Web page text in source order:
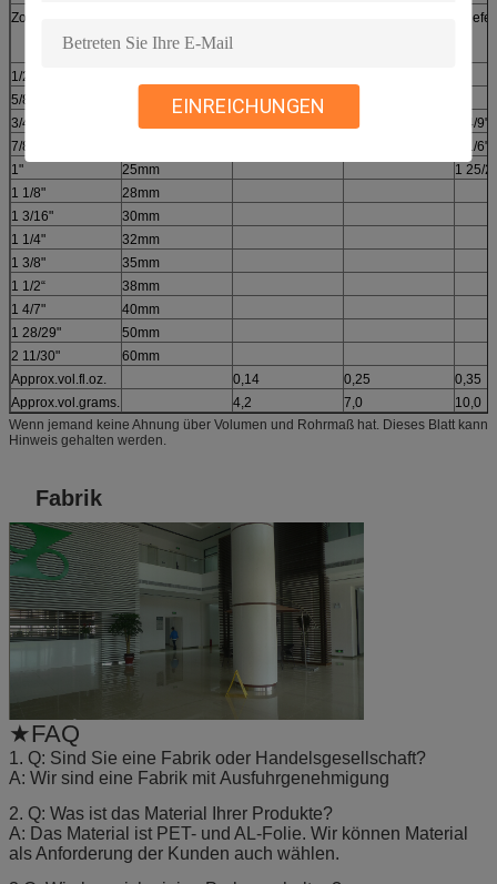
EINREICHUNGEN
Zoll Alle Sanying-Rohrlängen sind als nur
1/2“
5/8"
3/4"
19mm 2,0"
2 4/9"
7/8"
1 1/6"
1"
25mm
1 25/
1 1/8"
28mm
1 3/16"
30mm
1 1/4"
32mm
1 3/8"
35mm
1 1/2“
38mm
1 4/7"
40mm
1 28/29"
50mm
2 11/30"
60mm
Approx.vol.fl.oz.
0,14 0,25
0,35
Approx.vol.grams.
4,2 7,0
10,0
Wenn jemand keine Ahnung über Volumen und Rohrmaß hat. Dieses Blatt kann
Hinweis gehalten werden.
Fabrik
★FAQ
1. Q: Sind Sie eine Fabrik oder Handelsgesellschaft?
A: Wir sind eine Fabrik mit Ausfuhrgenehmigung
2. Q: Was ist das Material Ihrer Produkte?
A: Das Material ist PET- und AL-Folie. Wir können Material
als Anforderung der Kunden auch wählen.